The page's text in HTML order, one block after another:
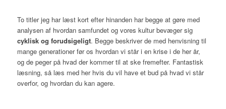
To titler jeg har læst kort efter hinanden har begge at gøre med
analysen af hvordan samfundet og vores kultur bevæger sig
cyklisk og forudsigeligt. Begge beskriver de med henvisning til
mange generationer før os hvordan vi står i en krise i de her år,
og de peger på hvad der kommer til at ske fremefter. Fantastisk
læsning, så læs med her hvis du vil have et bud på hvad vi står
overfor, og hvordan du kan agere.